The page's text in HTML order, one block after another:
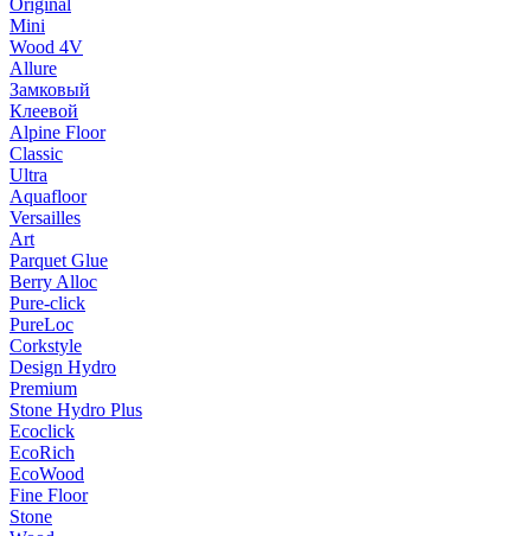
Original
Mini
Wood 4V
Allure
Замковый
Клеевой
Alpine Floor
Classic
Ultra
Aquafloor
Versailles
Art
Parquet Glue
Berry Alloc
Pure-click
PureLoc
Corkstyle
Design Hydro
Premium
Stone Hydro Plus
Ecoclick
EcoRich
EcoWood
Fine Floor
Stone